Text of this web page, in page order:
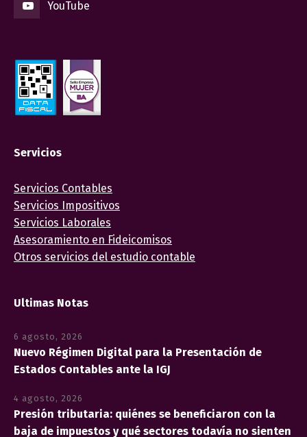
YouTube
Servicios
Servicios Contables
Servicios Impositivos
Servicios Laborales
Asesoramiento en Fideicomisos
Otros servicios del estudio contable
Ultimas Notas
6 agosto, 2026
Nuevo Régimen Digital para la Presentación de
Estados Contables ante la IGJ
4 agosto, 2026
Presión tributaria: quiénes se beneficiaron con la
baja de impuestos y qué sectores todavía no sienten